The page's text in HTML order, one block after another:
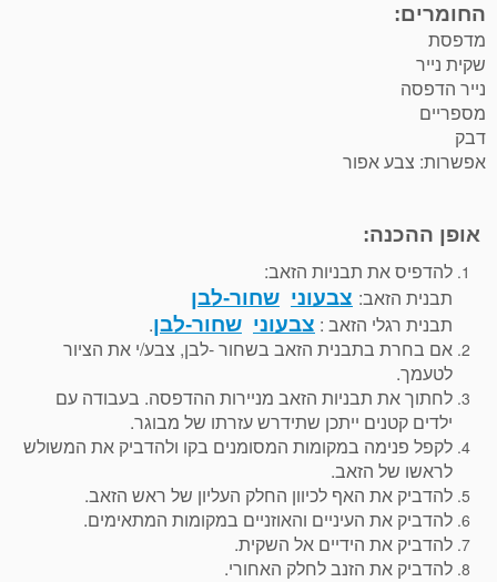
החומרים:
מדפסת
שקית נייר
נייר הדפסה
מספריים
דבק
אפשרות: צבע אפור
אופן ההכנה:
להדפיס את תבניות הזאב:
תבנית הזאב: צבעוני שחור-לבן
תבנית רגלי הזאב : צבעוני שחור-לבן.
אם בחרת בתבנית הזאב בשחור -לבן, צבע/י את הציור
לטעמך.
לחתוך את תבניות הזאב מניירות ההדפסה. בעבודה עם
ילדים קטנים ייתכן שתידרש עזרתו של מבוגר.
לקפל פנימה במקומות המסומנים בקו ולהדביק את המשולש
לראשו של הזאב.
להדביק את האף לכיוון החלק העליון של ראש הזאב.
להדביק את העיניים והאוזניים במקומות המתאימים.
להדביק את הידיים אל השקית.
להדביק את הזנב לחלק האחורי.